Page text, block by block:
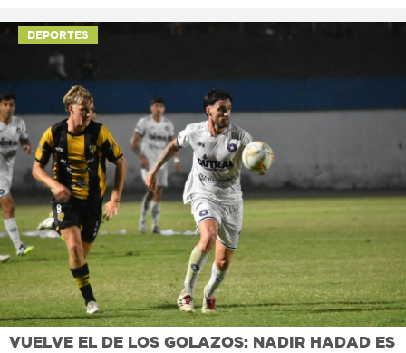
DEPORTES
VUELVE EL DE LOS GOLAZOS: NADIR HADAD ES